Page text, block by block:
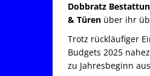
Dobbratz
& Türen über ihr
Trotz rückläufiger
Budgets 2025
zu Jahresbeginn